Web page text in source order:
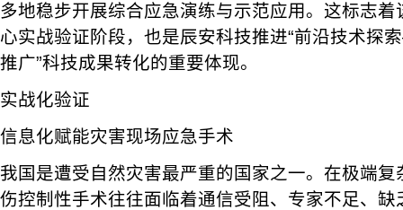
多地稳步开展综合应急演练与示范应用。这标志
心实战验证阶段，也是辰安科技推进“前沿技术
推广”科技成果转化的重要体现。
实战化验证
信息化赋能灾害现场应急手术
我国是遭受自然灾害最严重的国家之一。在极端
伤控制性手术往往面临着通信受阻、专家不足、缺